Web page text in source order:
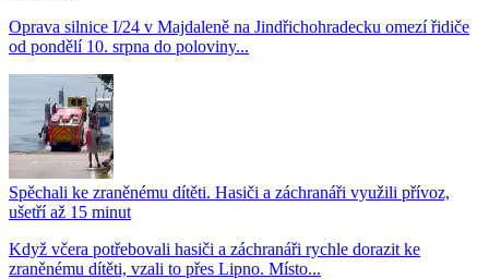
Oprava silnice I/24 v Majdaleně na Jindřichohradecku omezí řidiče
od pondělí 10. srpna do poloviny...
Spěchali ke zraněnému dítěti. Hasiči a záchranáři využili přívoz,
ušetří až 15 minut
Když včera potřebovali hasiči a záchranáři rychle dorazit ke
zraněnému dítěti, vzali to přes Lipno. Místo...